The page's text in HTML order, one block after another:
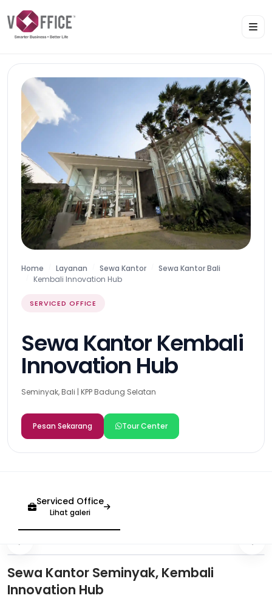
Home Layanan Sewa Kantor
Sewa Kantor Bali
Kembali Innovation Hub
SERVICED OFFICE
Sewa Kantor Kembali
Innovation Hub
Seminyak, Bali | KPP Badung Selatan
Pesan Sekarang Tour Center
Serviced Office
Lihat galeri
Sewa Kantor Seminyak, Kembali
Innovation Hub